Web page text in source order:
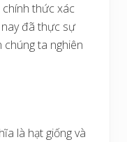
thức xác
đã thực sự
ta nghiên
là hạt giống và